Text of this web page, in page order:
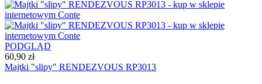
PODGLĄD
60,90 zł
Majtki "slipy" RENDEZVOUS RP3013